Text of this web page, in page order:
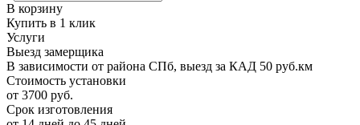
В корзину
Купить в 1 клик
Услуги
Выезд замерщика
В зависимости от района СПб, выезд за КАД 50 руб.км
Стоимость установки
от 3700 руб.
Срок изготовления